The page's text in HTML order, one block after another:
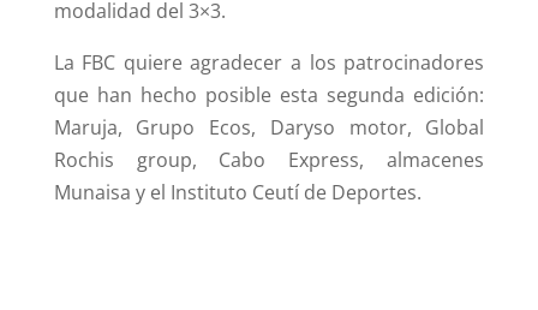
modalidad del 3×3.
La FBC quiere agradecer a los patrocinadores
que han hecho posible esta segunda edición:
Maruja, Grupo Ecos, Daryso motor, Global
Rochis group, Cabo Express, almacenes
Munaisa y el Instituto Ceutí de Deportes.